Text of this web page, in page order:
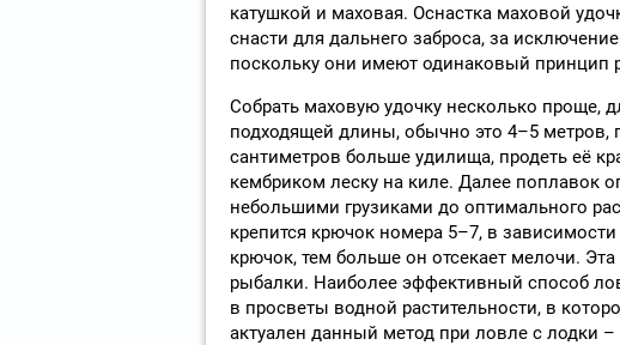
катушкой и маховая. Оснастка маховой
снасти для дальнего заброса, за
поскольку они имеют одинаковый принцип
Собрать маховую удочку несколько проще,
подходящей длины, обычно это 4–5 метров,
сантиметров больше удилища, продеть её
кембриком леску на киле. Далее поплавок
небольшими грузиками до оптимального
крепится крючок номера 5–7, в
крючок, тем больше он отсекает мелочи.
рыбалки. Наиболее эффективный способ
в просветы водной растительности, в
актуален данный метод при ловле с лодки –